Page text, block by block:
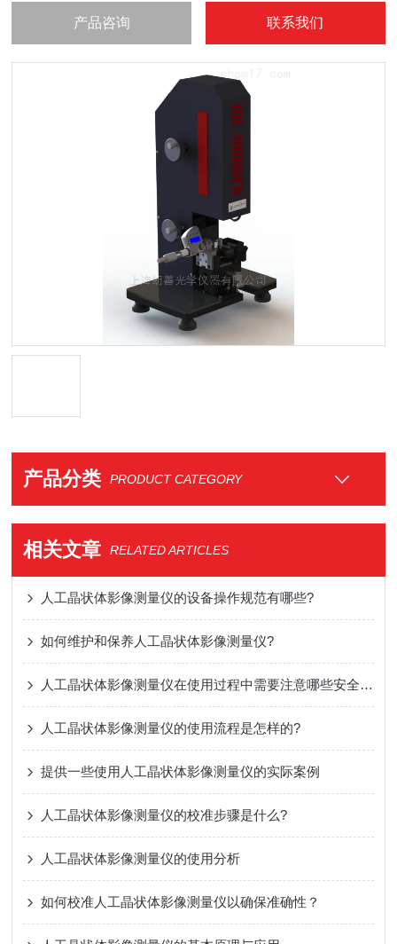
产品咨询 联系我们
产品分类 PRODUCT CATEGORY
相关文章 RELATED ARTICLES
人工晶状体影像测量仪的设备操作规范有哪些?
如何维护和保养人工晶状体影像测量仪?
人工晶状体影像测量仪在使用过程中需要注意哪些安全事项?
人工晶状体影像测量仪的使用流程是怎样的?
提供一些使用人工晶状体影像测量仪的实际案例
人工晶状体影像测量仪的校准步骤是什么?
人工晶状体影像测量仪的使用分析
如何校准人工晶状体影像测量仪以确保准确性？